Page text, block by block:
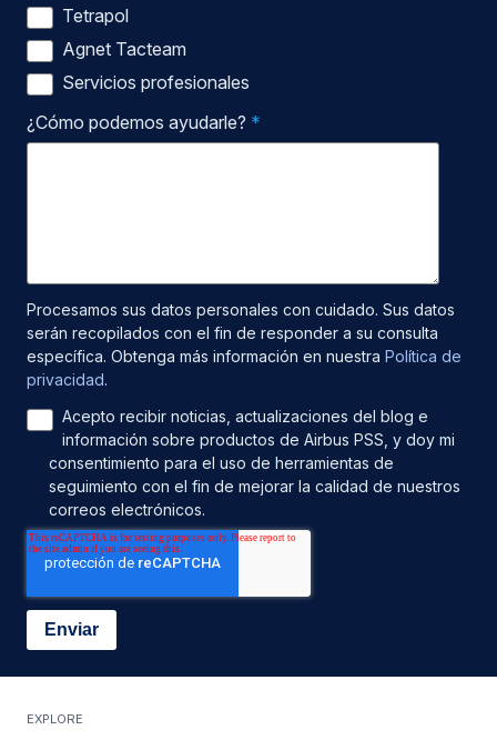
Tetrapol
Agnet Tacteam
Servicios profesionales
¿Cómo podemos ayudarle? *
Procesamos sus datos personales con cuidado. Sus datos
serán recopilados con el fin de responder a su consulta
específica. Obtenga más información en nuestra Política de
privacidad.
Acepto recibir noticias, actualizaciones del blog e
información sobre productos de Airbus PSS, y doy mi
consentimiento para el uso de herramientas de
seguimiento con el fin de mejorar la calidad de nuestros
correos electrónicos.
EXPLORE